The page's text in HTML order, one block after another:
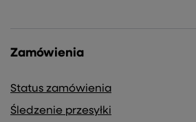
Zamówienia
Status zamówienia
Śledzenie przesyłki